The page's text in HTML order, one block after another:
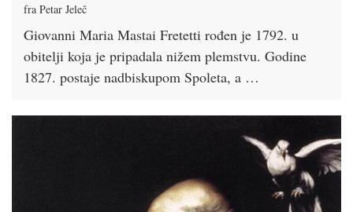
fra Petar Jeleč
Giovanni Maria Mastai Fretetti rođen je 1792. u
obitelji koja je pripadala nižem plemstvu. Godine
1827. postaje nadbiskupom Spoleta, a …